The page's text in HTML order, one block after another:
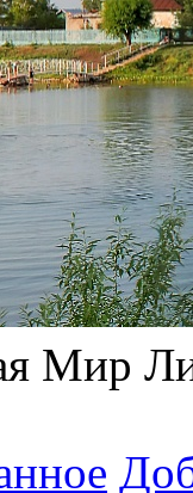
Мир